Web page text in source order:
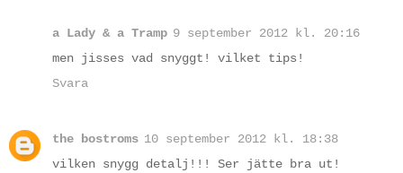
a Lady & a Tramp 9 september 2012 kl. 20:16
men jisses vad snyggt! vilket tips!
Svara
the bostroms 10 september 2012 kl. 18:38
vilken snygg detalj!!! Ser jätte bra ut!